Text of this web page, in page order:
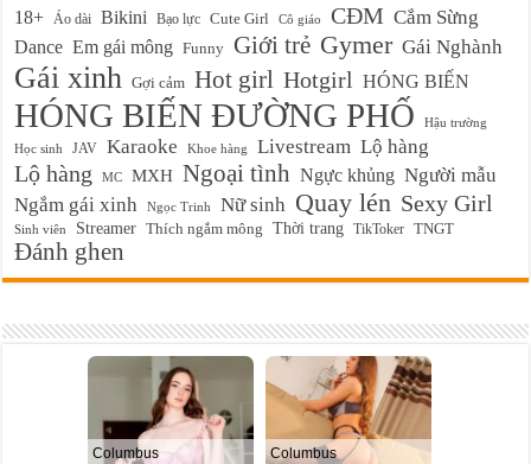
18+ Áo dài Bikini Bạo lực Cute Girl Cô giáo CĐM Cắm Sừng
Dance Em gái mông Funny Giới trẻ Gymer Gái Nghành
Gái xinh Gợi cảm Hot girl Hotgirl HÓNG BIẾN
HÓNG BIẾN ĐƯỜNG PHỐ
Hậu trường
Học sinh
JAV Karaoke Khoe hàng Livestream Lộ hàng
Lộ hàng MC MXH Ngoại tình Ngực khủng Người mẫu
Ngắm gái xinh
Ngọc Trinh Nữ sinh Quay lén Sexy Girl
Sinh viên Streamer Thích ngắm mông Thời trang TikToker TNGT
Đánh ghen